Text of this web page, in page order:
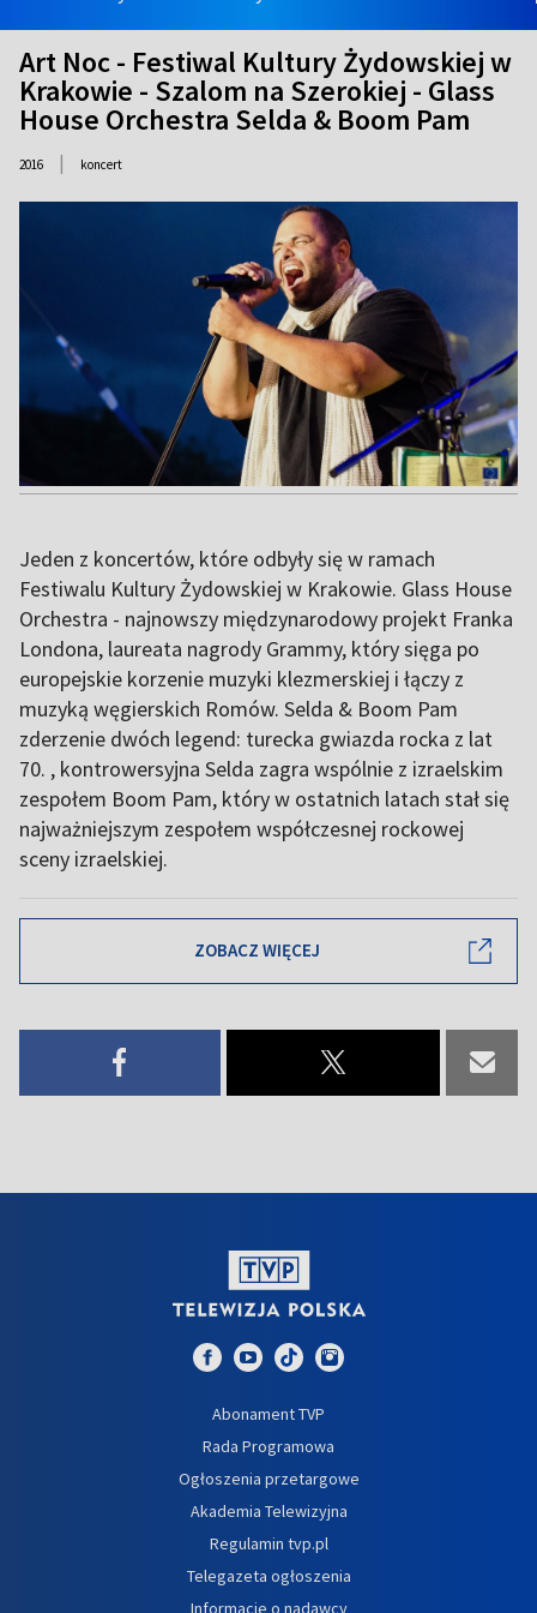
Art Noc - Festiwal Kultury Żydowskiej w
Krakowie - Szalom na Szerokiej - Glass
House Orchestra Selda & Boom Pam
2016 | koncert
Jeden z koncertów, które odbyły się w ramach
Festiwalu Kultury Żydowskiej w Krakowie. Glass House
Orchestra - najnowszy międzynarodowy projekt Franka
Londona, laureata nagrody Grammy, który sięga po
europejskie korzenie muzyki klezmerskiej i łączy z
muzyką węgierskich Romów. Selda & Boom Pam
zderzenie dwóch legend: turecka gwiazda rocka z lat
70. , kontrowersyjna Selda zagra wspólnie z izraelskim
zespołem Boom Pam, który w ostatnich latach stał się
najważniejszym zespołem współczesnej rockowej
sceny izraelskiej.
ZOBACZ WIĘCEJ
Abonament TVP
Rada Programowa
Ogłoszenia przetargowe
Akademia Telewizyjna
Regulamin tvp.pl
Telegazeta ogłoszenia
Informacje o nadawcy